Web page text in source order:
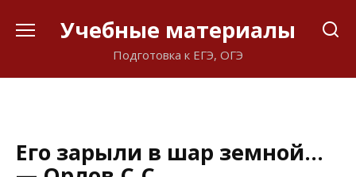
Учебные материалы
Подготовка к ЕГЭ, ОГЭ
Его зарыли в шар земной…